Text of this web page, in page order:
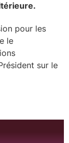
pour les
le
sur le